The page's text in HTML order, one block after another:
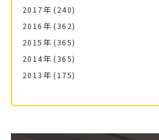
2017年 (240)
2016年 (362)
2015年 (365)
2014年 (365)
2013年 (175)